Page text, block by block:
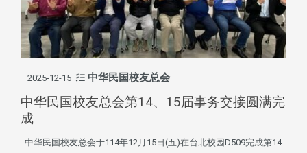
2025-12-15 中华民国校友总会
中华民国校友总会第14、15届事务交接圆满完
成
中华民国校友总会于114年12月15日(五)在台北校园D509完成第14